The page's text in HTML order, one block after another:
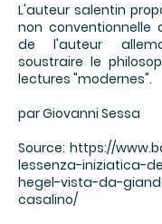
L'auteur salentin
non conventionnelle
de l'auteur
soustraire le
lectures "modernes".
par Giovanni Sessa
Source: https://
lessenza-iniziatica-
hegel-vista-da-
casalino/